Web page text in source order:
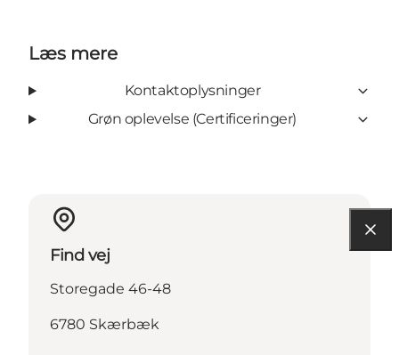
Læs mere
Kontaktoplysninger
Grøn oplevelse (Certificeringer)
Find vej
Storegade 46-48
6780 Skærbæk